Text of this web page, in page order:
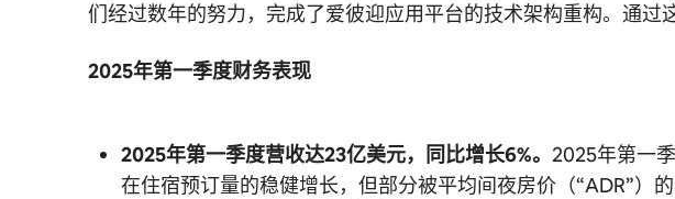
们经过数年的努力，完成了爱彼迎应用平台的技术架构重构。通过
2025年第一季度财务表现
2025年第一季度营收达23亿美元，同比增长6%。 2025年第一
在住宿预订量的稳健增长，但部分被平均间夜房价（“ADR”